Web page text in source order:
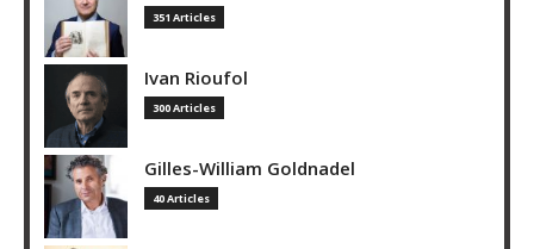
351 Articles
Ivan Rioufol
300 Articles
Gilles-William Goldnadel
40 Articles